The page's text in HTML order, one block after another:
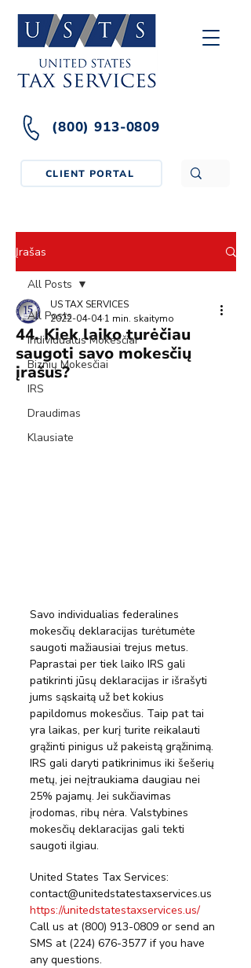
(800) 913-0809
CLIENT PORTAL
Įrašas
All Posts
Individualus Mokesčiai
Biznių Mokesčiai
IRS
Draudimas
Klausiate
All Posts
44. Kiek laiko turėčiau
saugoti savo mokesčių
įrašus?
US TAX SERVICES
2022-04-04 1 min. skaitymo
Savo individualias federalines
mokesčių deklaracijas turėtumėte
saugoti mažiausiai trejus metus.
Paprastai per tiek laiko IRS gali
patikrinti jūsų deklaracijas ir išrašyti
jums sąskaitą už bet kokius
papildomus mokesčius. Taip pat tai
yra laikas, per kurį turite reikalauti
grąžinti pinigus už pakeistą grąžinimą.
IRS gali daryti patikrinimus iki šešerių
metų, jei neįtraukiama daugiau nei
25% pajamų. Jei sukčiavimas
įrodomas, ribų nėra. Valstybines
mokesčių deklaracijas gali tekti
saugoti ilgiau.
United States Tax Services:
contact@unitedstatestaxservices.us
https://unitedstatestaxservices.us/
Call us at (800) 913-0809 or send an
SMS at (224) 676-3577 if you have
any questions.